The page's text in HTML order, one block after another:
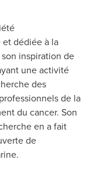
dédiée à la
inspiration de
une activité
des
de la
du cancer. Son
en a fait
de